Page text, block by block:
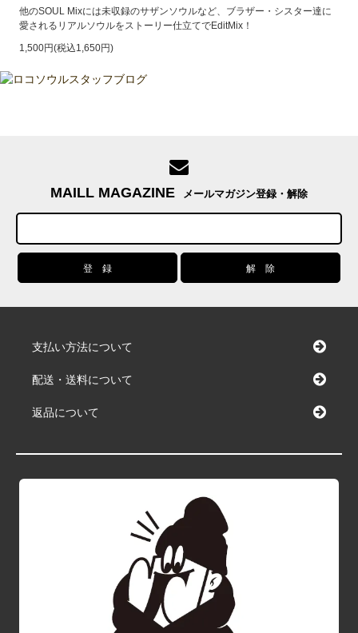
他のSOUL Mixには未収録のサザンソウルなど、ブラザー・シスター達に
愛されるリアルソウルをストーリー仕立てでEditMix！
1,500円(税込1,650円)
MAILL MAGAZINE メールマガジン登録・解除
支払い方法について
配送・送料について
返品について